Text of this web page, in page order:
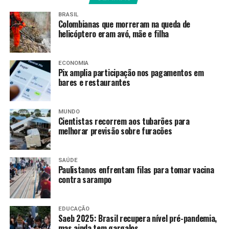
planeta e causar uma nova pandemia.
Origem
Identificado pela primeira vez em 1999, durante um
surto entre criadores de suínos na Malásia, o Nipah foi
registrado posteriormente em Bangladesh em 2001 e,
desde então, surtos quase anuais têm sido notificados no
país. A doença, segundo a OMS, também vem sendo
periodicamente identificada no leste da Índia, onde fica
Bengala Ocidental, epicentro do surto atual.
“Outras regiões podem estar em risco de infecção, visto
que evidências do vírus foram encontradas no
reservatório natural conhecido (morcego do gênero
Pteropus) e em diversas outras espécies de morcegos em
vários países, incluindo Camboja, Gana, Indonésia,
Madagascar, Filipinas e Tailândia.
BRASIL
Colombianas que morreram na queda de
helicóptero eram avó, mãe e filha
ECONOMIA
Pix amplia participação nos pagamentos em
bares e restaurantes
MUNDO
Cientistas recorrem aos tubarões para
melhorar previsão sobre furacões
SAÚDE
Paulistanos enfrentam filas para tomar vacina
contra sarampo
EDUCAÇÃO
Saeb 2025: Brasil recupera nível pré-pandemia,